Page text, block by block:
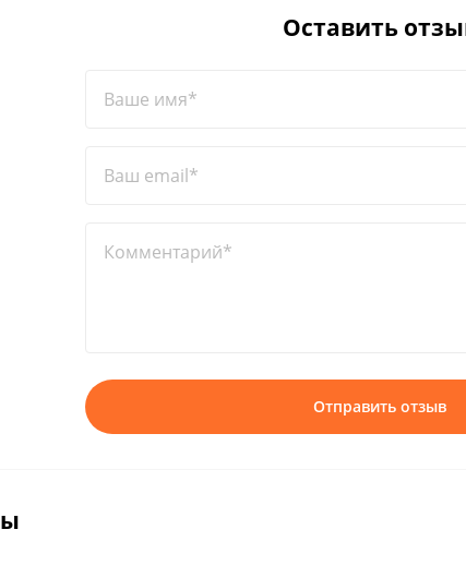
Оставить
Ваше имя*
Ваш email*
Комментарий*
Отправить отзыв